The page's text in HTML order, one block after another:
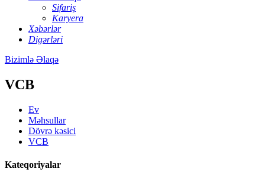
Sifariş
Karyera
Xəbərlər
Digərləri
Bizimlə Əlaqə
VCB
Ev
Məhsullar
Dövrə kəsici
VCB
Kateqoriyalar